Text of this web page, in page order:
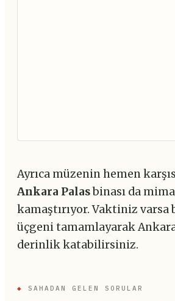
Ayrıca müzenin hemen
Ankara Palasbinası da
kamaştırıyor. Vaktiniz varsa
üçgeni tamamlayarak
derinlik katabilirsiniz.
◆ SAHADAN GELEN SORULAR